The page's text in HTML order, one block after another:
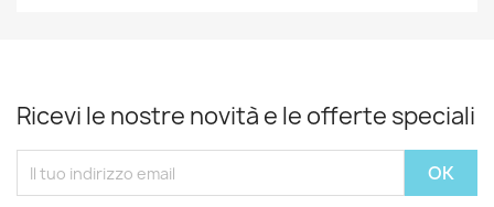
Ricevi le nostre novità e le offerte speciali